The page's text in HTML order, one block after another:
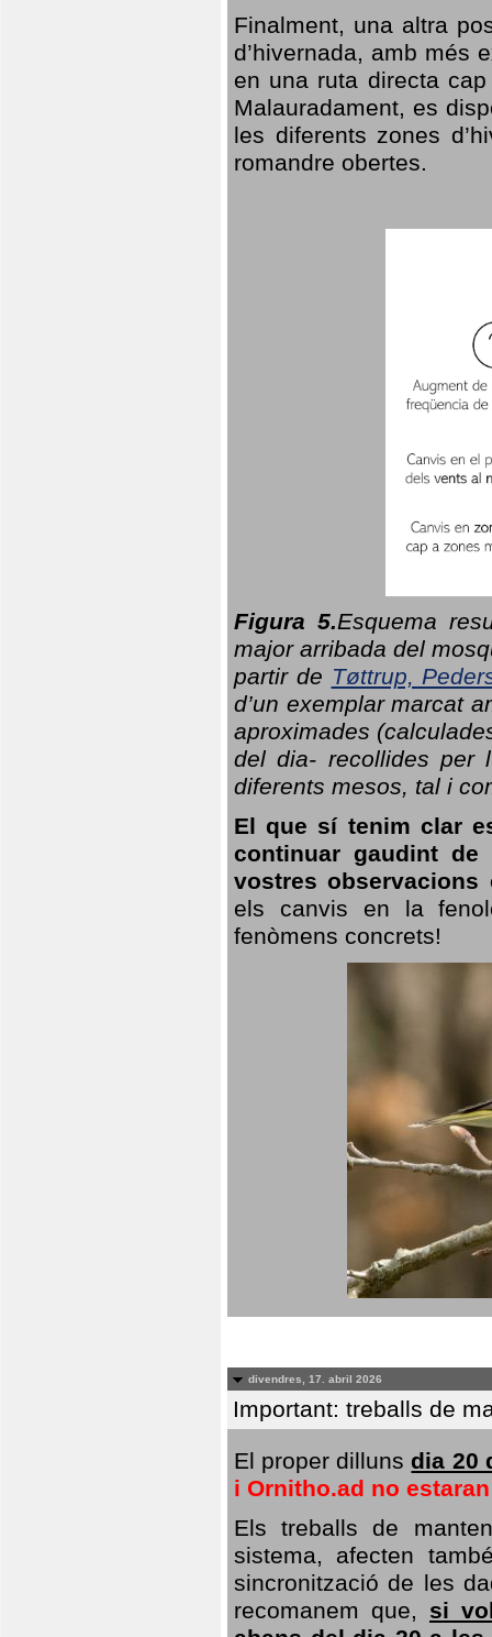
Finalment, una altra
d’hivernada, amb més
en una ruta directa
Malauradament, es
les diferents zones
romandre obertes.
Figura 5.Esquema
major arribada del
partir de Tøttrup,
d’un exemplar marcat
aproximades
del dia- recollides per
diferents mesos, tal i
El que sí tenim clar
continuar gaudint
vostres
els canvis en la
fenòmens concrets!
divendres, 17. abril 2026
Important: treballs de
El proper dilluns dia 20
i Ornitho.ad no
Els treballs de
sistema, afecten
sincronització de les
recomanem que, si